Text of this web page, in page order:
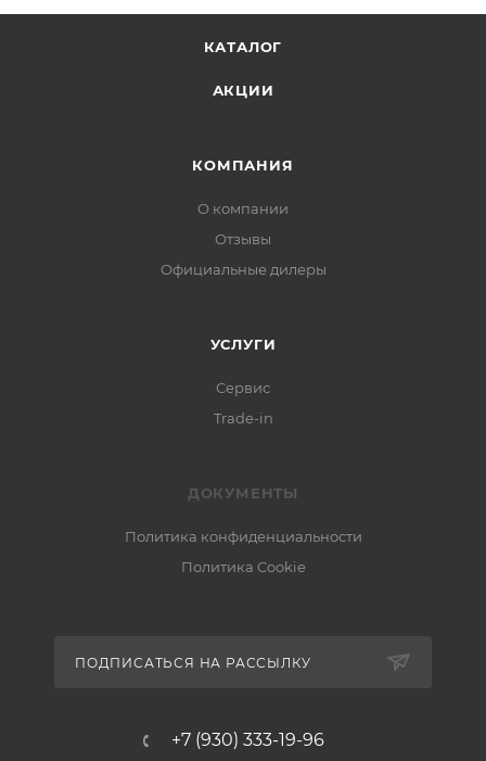
КАТАЛОГ
АКЦИИ
КОМПАНИЯ
О компании
Отзывы
Официальные дилеры
УСЛУГИ
Сервис
Trade-in
ДОКУМЕНТЫ
Политика конфиденциальности
Политика Cookie
ПОДПИСАТЬСЯ НА РАССЫЛКУ
+7 (930) 333-19-96